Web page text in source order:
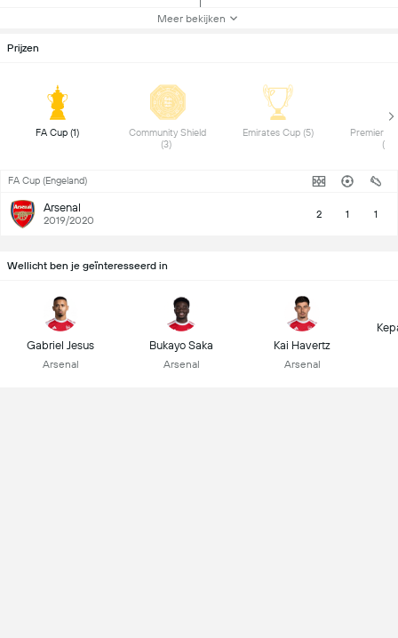
Meer bekijken
Prijzen
Community Shield
Emirates Cup (5)
Premier
FA Cup (Engeland)
Arsenal
2019/2020 2 1 1
Wellicht ben je geïnteresseerd in
Gabriel Jesus
Arsenal
Bukayo Saka
Arsenal
Kai Havertz
Arsenal